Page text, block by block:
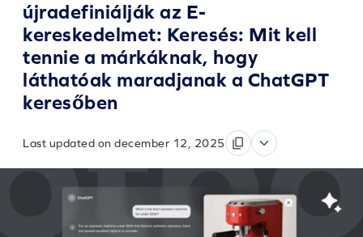
újradefiniálják az E-
kereskedelmet: Keresés: Mit kell
tennie a márkáknak, hogy
láthatóak maradjanak a ChatGPT
keresőben
Last updated on december 12, 2025